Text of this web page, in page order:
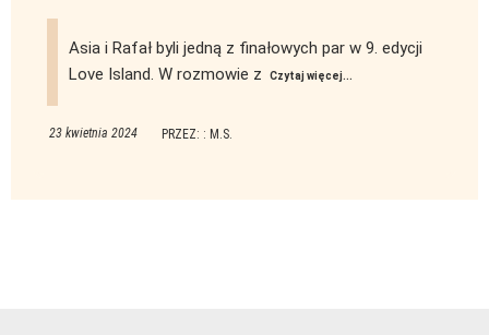
Asia i Rafał byli jedną z finałowych par w 9. edycji
Love Island. W rozmowie z
Czytaj więcej...
23 kwietnia 2024 PRZEZ: : M.S.